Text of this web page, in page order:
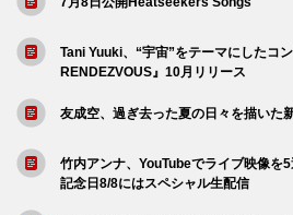
Tani Yuuki、“宇宙”をテーマにしたコ
RENDEZVOUS』10月リリース
友成空、過ぎ去った夏の日々を描いた
竹内アンナ、YouTubeでライブ映像を
記念日8/8にはスペシャル生配信